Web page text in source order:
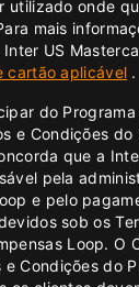
utilizado onde
mais
US
cartão aplicável .
do
e Condições do
que a
pela
e pelo
sob os
Loop. O
Condições do